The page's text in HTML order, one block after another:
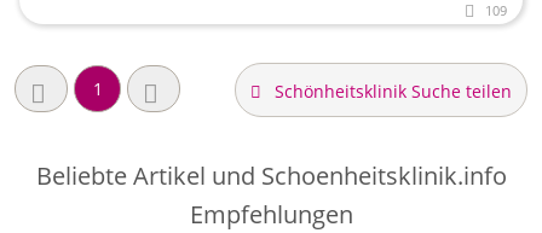
109
1 Schönheitsklinik Suche teilen
Beliebte Artikel und Schoenheitsklinik.info
Empfehlungen